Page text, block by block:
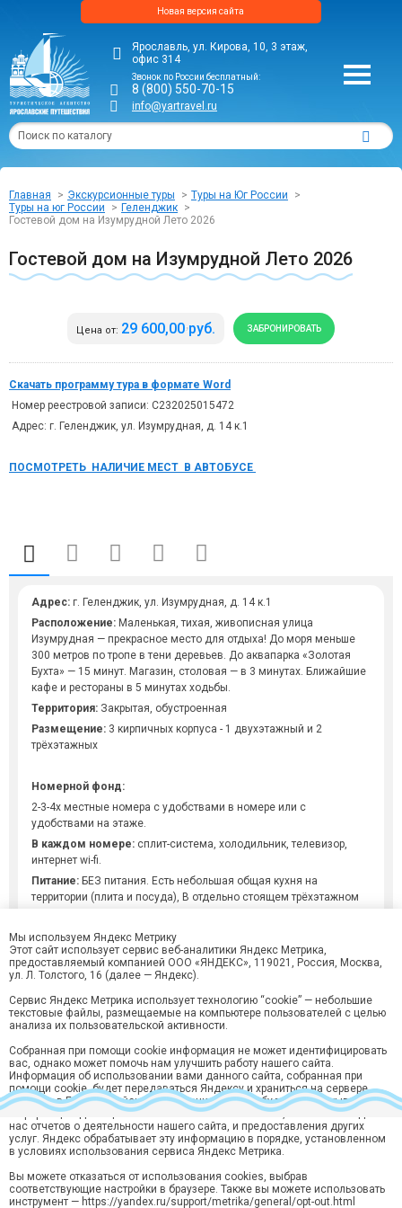
Новая версия сайта
Ярославль, ул. Кирова, 10, 3 этаж,
офис 314
Звонок по России бесплатный:
8 (800) 550-70-15
info@yartravel.ru
Мы используем Яндекс Метрику
Этот сайт использует сервис веб-аналитики Яндекс Метрика,
предоставляемый компанией ООО «ЯНДЕКС», 119021, Россия, Москва,
ул. Л. Толстого, 16 (далее — Яндекс).
Сервис Яндекс Метрика использует технологию “cookie” — небольшие
текстовые файлы, размещаемые на компьютере пользователей с целью
анализа их пользовательской активности.
Собранная при помощи cookie информация не может идентифицировать
вас, однако может помочь нам улучшить работу нашего сайта.
Информация об использовании вами данного сайта, собранная при
помощи cookie, будет передаваться Яндексу и храниться на сервере
Яндекса в ЕС и Российской Федерации. Яндекс будет обрабатывать эту
информацию для оценки использования вами сайта, составления для
нас отчетов о деятельности нашего сайта, и предоставления других
услуг. Яндекс обрабатывает эту информацию в порядке, установленном
в условиях использования сервиса Яндекс Метрика.
Вы можете отказаться от использования cookies, выбрав
соответствующие настройки в браузере. Также вы можете использовать
инструмент — https://yandex.ru/support/metrika/general/opt-out.html
Главная Экскурсионные туры
Туры на Юг России
Туры на юг России
Геленджик
Гостевой дом на Изумрудной Лето 2026
Гостевой дом на Изумрудной Лето 2026
Цена от: 29 600,00 руб. ЗАБРОНИРОВАТЬ
Скачать программу тура в формате Word
Номер реестровой записи: С232025015472
Адрес: г. Геленджик, ул. Изумрудная, д. 14 к.1
ПОСМОТРЕТЬ НАЛИЧИЕ МЕСТ В АВТОБУСЕ
Адрес: г. Геленджик, ул. Изумрудная, д. 14 к.1
Расположение: Маленькая, тихая, живописная улица
Изумрудная — прекрасное место для отдыха! До моря меньше
300 метров по тропе в тени деревьев. До аквапарка «Золотая
Бухта» — 15 минут. Магазин, столовая — в 3 минутах. Ближайшие
кафе и рестораны в 5 минутах ходьбы.
Территория: Закрытая, обустроенная
Размещение: 3 кирпичных корпуса - 1 двухэтажный и 2
трёхэтажных
Номерной фонд:
2-3-4х местные номера с удобствами в номере или с
удобствами на этаже.
В каждом номере: сплит-система, холодильник, телевизор,
интернет wi-fi.
Питание: БЕЗ питания. Есть небольшая общая кухня на
территории (плита и посуда), В отдельно стоящем трёхэтажном
К услугам отдыхающих:wi-fi, мангал (за доп. плату), стиральная
Для детей:есть детская площадка по пути на пляж.
Пляж:300 м. до галечного пляжа.
Хотите быть в курсе лучших предложений?
Подпишитесь на рассылку горящий туров и спецпредложений